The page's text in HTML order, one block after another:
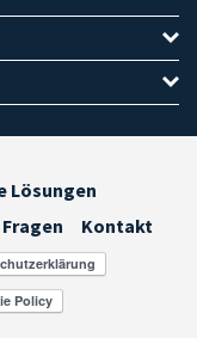
Lösungen
Kontakt